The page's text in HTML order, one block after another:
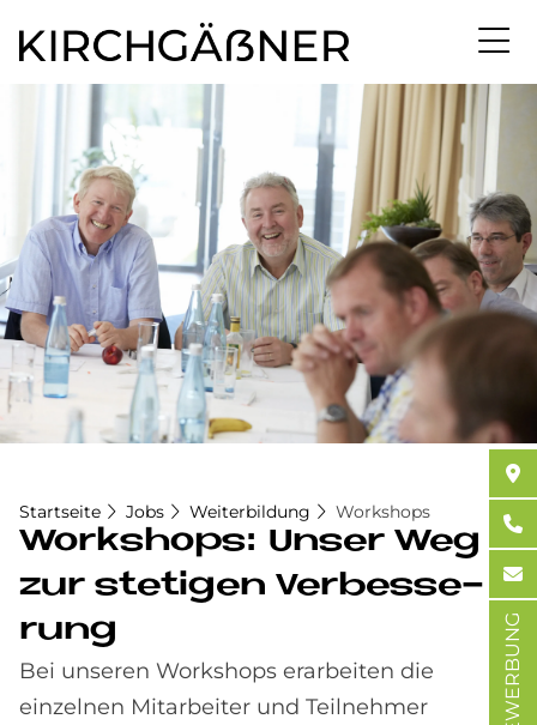
Startseite Jobs Weiterbildung Workshops
Work­shops: Un­ser Weg
zur ste­ti­gen Ver­bes­se­
run­g
Bei unseren Workshops erarbeiten die
einzelnen Mitarbeiter und Teilnehmer
BEWERBUNG